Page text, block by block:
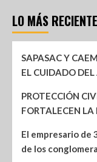
LO MÁS RECIENTE
SAPASAC Y
EL CUIDADO
PROTECCIÓN
FORTALECEN LA
El empresario de
de los